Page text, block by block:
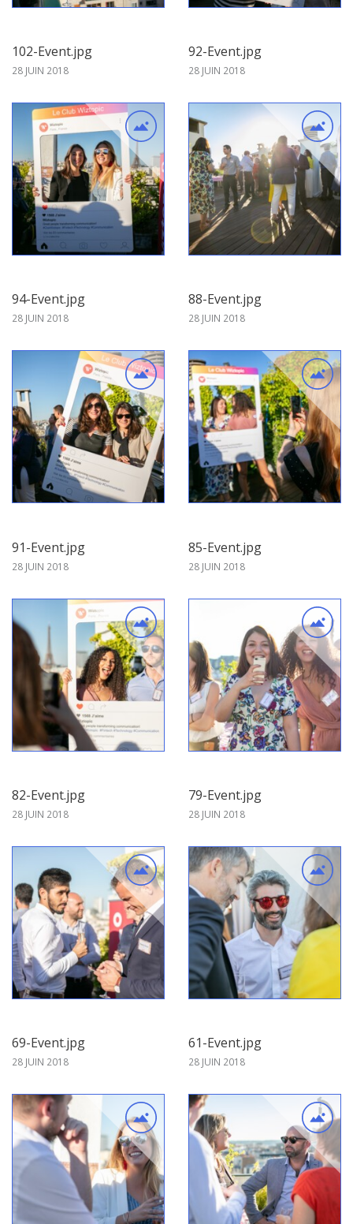
102-Event.jpg
28 JUIN 2018
92-Event.jpg
28 JUIN 2018
94-Event.jpg
28 JUIN 2018
88-Event.jpg
28 JUIN 2018
91-Event.jpg
28 JUIN 2018
85-Event.jpg
28 JUIN 2018
82-Event.jpg
28 JUIN 2018
79-Event.jpg
28 JUIN 2018
69-Event.jpg
28 JUIN 2018
61-Event.jpg
28 JUIN 2018